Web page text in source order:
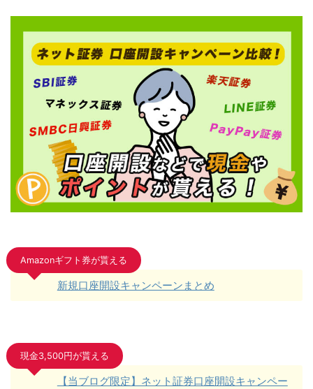
Amazonギフト券が貰える
新規口座開設キャンペーンまとめ
現金3,500円が貰える
【当ブログ限定】ネット証券口座開設キャンペー